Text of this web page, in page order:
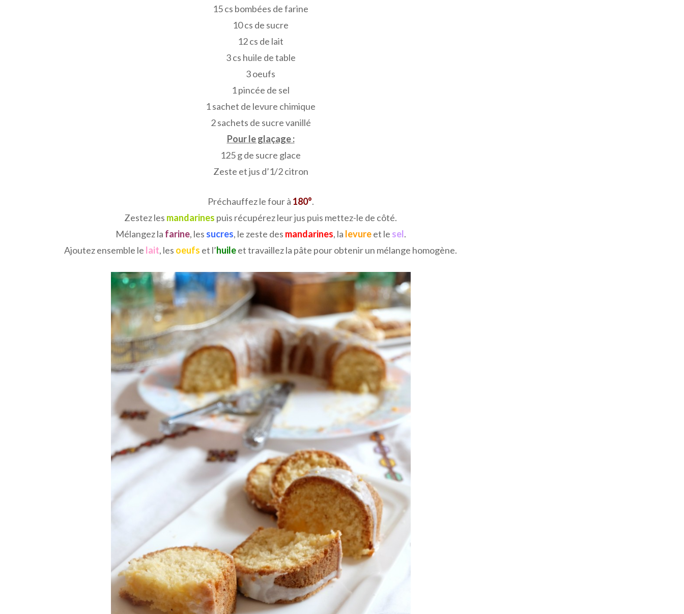
15 cs bombées de farine
10 cs de sucre
12 cs de lait
3 cs huile de table
3 oeufs
1 pincée de sel
1 sachet de levure chimique
2 sachets de sucre vanillé
Pour le glaçage :
125 g de sucre glace
Zeste et jus d’1/2 citron
Préchauffez le four à 180°.
Zestez les mandarines puis récupérez leur jus puis mettez-le de côté.
Mélangez la farine, les sucres, le zeste des mandarines, la levure et le sel.
Ajoutez ensemble le lait, les oeufs et l’huileet travaillez la pâte pour obtenir un mélange homogène.